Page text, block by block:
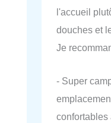
l'accueil
douches et
Je
- Super
confortables